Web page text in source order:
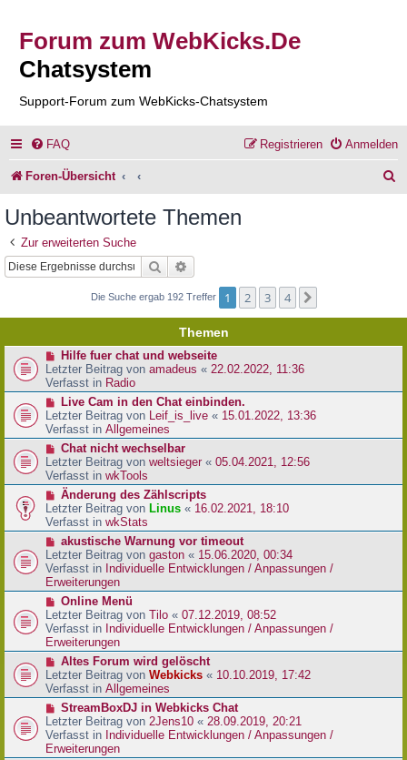
Forum zum WebKicks.De
Chatsystem
Support-Forum zum WebKicks-Chatsystem
FAQ Anmelden
Registrieren
Foren-Übersicht
Unbeantwortete Themen
Zur erweiterten Suche
Suche
Die Suche ergab 192 Treffer 1 2 3 4
Themen
N
e
u
e
r
B
e
t
r
a
g
Hilfe fuer chat und webseite
Letzter Beitrag von amadeus « 22.02.2022, 11:36
Verfasst in Radio
N
e
u
e
r
B
e
t
r
a
g
Live Cam in den Chat einbinden.
Letzter Beitrag von Leif_is_live « 15.01.2022, 13:36
Verfasst in Allgemeines
N
e
u
e
r
B
e
t
r
a
g
Chat nicht wechselbar
Letzter Beitrag von weltsieger « 05.04.2021, 12:56
Verfasst in wkTools
N
e
u
e
r
B
e
i
r
a
g
Änderung des Zählscripts
Letzter Beitrag von Linus « 16.02.2021, 18:10
Verfasst in wkStats
N
e
u
e
r
B
e
i
t
a
g
akustische Warnung vor timeout
Letzter Beitrag von gaston « 15.06.2020, 00:34
Verfasst in Individuelle Entwicklungen / Anpassungen /
Erweiterungen
N
e
u
e
r
B
e
i
r
a
g
Online Menü
Letzter Beitrag von Tilo « 07.12.2019, 08:52
Verfasst in Individuelle Entwicklungen / Anpassungen /
Erweiterungen
N
e
u
e
r
B
e
i
Altes Forum wird gelöscht
Letzter Beitrag von Webkicks « 10.10.2019, 17:42
Verfasst in Allgemeines
N
e
u
e
StreamBoxDJ in Webkicks Chat
Letzter Beitrag von 2Jens10 « 28.09.2019, 20:21
Verfasst in Individuelle Entwicklungen / Anpassungen /
Erweiterungen